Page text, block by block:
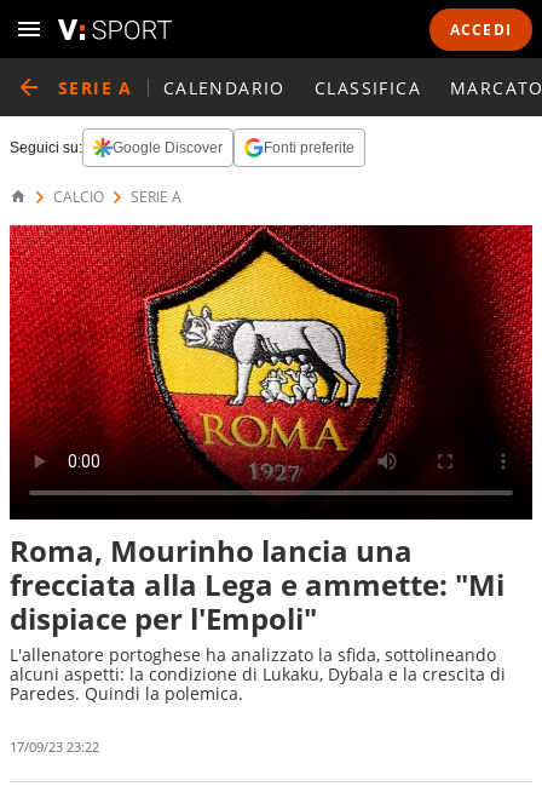
ACCEDI
SERIE A CALENDARIO CLASSIFICA
Seguici su: Google Discover Fonti preferite
CALCIO SERIE A
Roma, Mourinho lancia una
frecciata alla Lega e ammette: "Mi
dispiace per l'Empoli"
L'allenatore portoghese ha analizzato la sfida, sottolineando
alcuni aspetti: la condizione di Lukaku, Dybala e la crescita di
Paredes. Quindi la polemica.
17/09/23 23:22